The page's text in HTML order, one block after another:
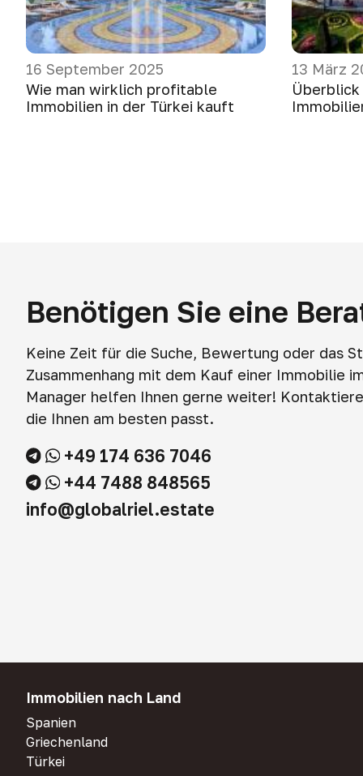
16 September 2025
Wie man wirklich profitable
Immobilien in der Türkei kauft
13 März
Benötigen Sie eine
Keine Zeit für die Suche, Bewertung oder das
Zusammenhang mit dem Kauf einer Immobilie
Manager helfen Ihnen gerne weiter!
die Ihnen am besten passt.
+49 174 636 7046
+44 7488 848565
info@globalriel.estate
Immobilien nach Land
Spanien
Griechenland
Türkei